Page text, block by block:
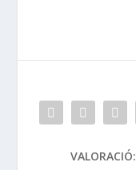
VALORACIÓ: